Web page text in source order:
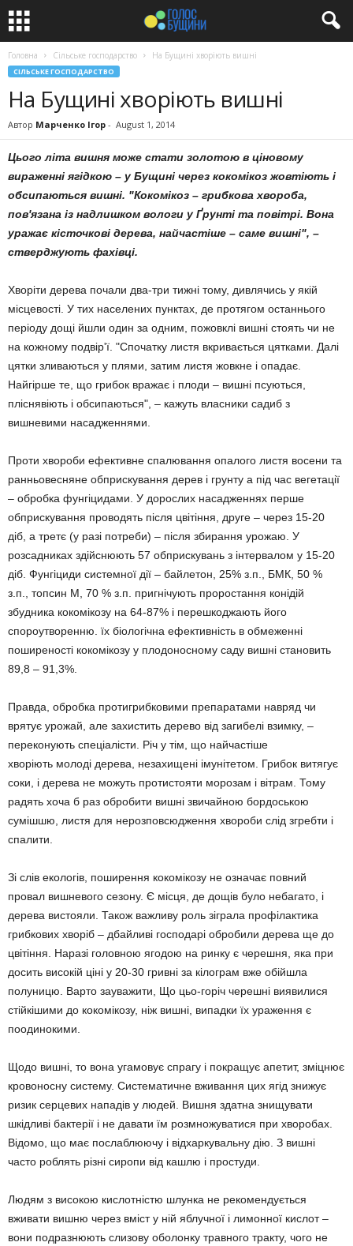
Головна Сільське господарство На Бущині хворіють вишні
СІЛЬСЬКЕ ГОСПОДАРСТВО
На Бущині хворіють вишні
Автор Марченко Ігор - August 1, 2014
Цього літа вишня може стати золотою в ціновому
вираженні ягідкою – у Бущині через кокомікоз жовтіють і
обсипаються вишні. "Кокомікоз – грибкова хвороба,
пов'язана із надлишком вологи у Ґрунті та повітрі. Вона
уражає кісточкові дерева, найчастіше – саме вишні", –
стверджують фахівці.
Хворіти дерева почали два-три тижні тому, дивлячись у якій
місцевості. У тих населених пунктах, де протягом останнього
періоду дощі йшли один за одним, пожовклі вишні стоять чи не
на кожному подвір'ї. "Спочатку листя вкривається цятками. Далі
цятки зливаються у плями, затим листя жовкне і опадає.
Найгірше те, що грибок вражає і плоди – вишні псуються,
пліснявіють і обсипаються", – кажуть власники садиб з
вишневими насадженнями.
Проти хвороби ефективне спалювання опалого листя восени та
ранньовесняне обприскування дерев і грунту а під час вегетації
– обробка фунгіцидами. У дорослих насадженнях перше
обприскування проводять після цвітіння, друге – через 15-20
діб, а третє (у разі потреби) – після збирання урожаю. У
розсадниках здійснюють 57 обприскувань з інтервалом у 15-20
діб. Фунгіциди системної дії – байлетон, 25% з.п., БМК, 50 %
з.п., топсин М, 70 % з.п. пригнічують проростання конідій
збудника кокомікозу на 64-87% і перешкоджають його
спороутворенню. їх біологічна ефективність в обмеженні
поширеності кокомікозу у плодоносному саду вишні становить
89,8 – 91,3%.
Правда, обробка протигрибковими препаратами навряд чи
врятує урожай, але захистить дерево від загибелі взимку, –
переконують спеціалісти. Річ у тім, що найчастіше
хворіють молоді дерева, незахищені імунітетом. Грибок витягує
соки, і дерева не можуть протистояти морозам і вітрам. Тому
радять хоча б раз обробити вишні звичайною бордоською
сумішшю, листя для нерозповсюдження хвороби слід згребти і
спалити.
Зі слів екологів, поширення кокомікозу не означає повний
провал вишневого сезону. Є місця, де дощів було небагато, і
дерева вистояли. Також важливу роль зіграла профілактика
грибкових хворіб – дбайливі господарі обробили дерева ще до
цвітіння. Наразі головною ягодою на ринку є черешня, яка при
досить високій ціні у 20-30 гривні за кілограм вже обійшла
полуницю. Варто зауважити, Що цьо-горіч черешні виявилися
стійкішими до кокомікозу, ніж вишні, випадки їх ураження є
поодинокими.
Щодо вишні, то вона угамовує спрагу і покращує апетит, зміцнює
кровоносну систему. Систематичне вживання цих ягід знижує
ризик серцевих нападів у людей. Вишня здатна знищувати
шкідливі бактерії і не давати їм розмножуватися при хворобах.
Відомо, що має послаблюючу і відхаркувальну дію. З вишні
часто роблять різні сиропи від кашлю і простуди.
Людям з високою кислотністю шлунка не рекомендується
вживати вишню через вміст у ній яблучної і лимонної кислот –
вони подразнюють слизову оболонку травного тракту, чого не